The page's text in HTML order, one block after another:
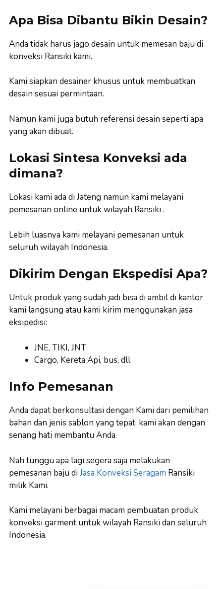
Apa Bisa Dibantu Bikin Desain?
Anda tidak harus jago desain untuk memesan baju di
konveksi Ransiki kami.
Kami siapkan desainer khusus untuk membuatkan
desain sesuai permintaan.
Namun kami juga butuh referensi desain seperti apa
yang akan dibuat.
Lokasi Sintesa Konveksi ada
dimana?
Lokasi kami ada di Jateng namun kami melayani
pemesanan online untuk wilayah Ransiki .
Lebih luasnya kami melayani pemesanan untuk
seluruh wilayah Indonesia.
Dikirim Dengan Ekspedisi Apa?
Untuk produk yang sudah jadi bisa di ambil di kantor
kami langsung atau kami kirim menggunakan jasa
eksipedisi:
JNE, TIKI, JNT
Cargo, Kereta Api, bus, dll
Info Pemesanan
Anda dapat berkonsultasi dengan Kami dari pemilihan
bahan dan jenis sablon yang tepat, kami akan dengan
senang hati membantu Anda.
Nah tunggu apa lagi segera saja melakukan
pemesanan baju diJasa Konveksi Seragam Ransiki
milik Kami.
Kami melayani berbagai macam pembuatan produk
konveksi garment untuk wilayah Ransiki dan seluruh
Indonesia.